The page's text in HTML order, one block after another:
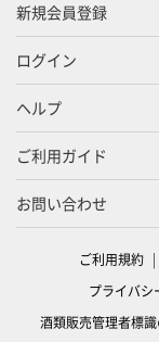
新規会員登録
ログイン
ヘルプ
ご利用ガイド
お問い合わせ
ご利用規約
プライバシ
酒類販売管理者標